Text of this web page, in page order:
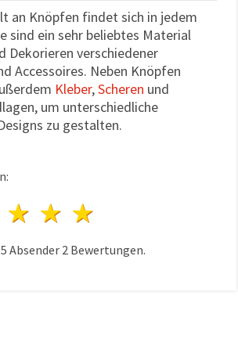
an Knöpfen findet sich in jedem
sind ein sehr beliebtes Material
Dekorieren verschiedener
Accessoires. Neben Knöpfen
Kleber,Scheren und
um unterschiedliche
zu gestalten.
4 Sterne
3 Sterne
2 Sterne
5 Absender 2 Bewertungen.